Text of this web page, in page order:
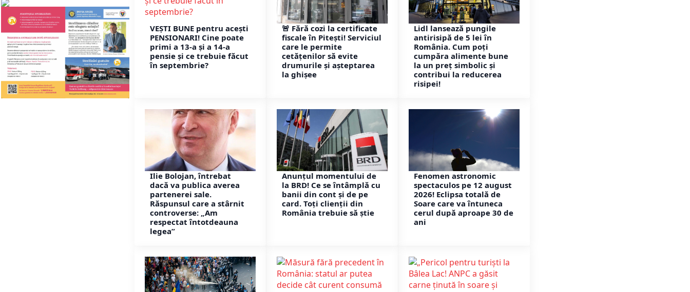
VEȘTI BUNE pentru acești
PENSIONARI! Cine poate
primi a 13-a și a 14-a
pensie și ce trebuie făcut
în septembrie?
🚨 Fără cozi la certificate
fiscale în Pitești! Serviciul
care le permite
cetățenilor să evite
drumurile și așteptarea
la ghișee
Lidl lansează pungile
antirisipă de 5 lei în
România. Cum poți
cumpăra alimente bune
la un preț simbolic și
contribui la reducerea
risipei!
Ilie Bolojan, întrebat
dacă va publica averea
partenerei sale.
Răspunsul care a stârnit
controverse: „Am
respectat întotdeauna
legea”
Anunțul momentului de
la BRD! Ce se întâmplă cu
banii din cont și de pe
card. Toți clienții din
România trebuie să știe
Fenomen astronomic
spectaculos pe 12 august
2026! Eclipsa totală de
Soare care va întuneca
cerul după aproape 30 de
ani